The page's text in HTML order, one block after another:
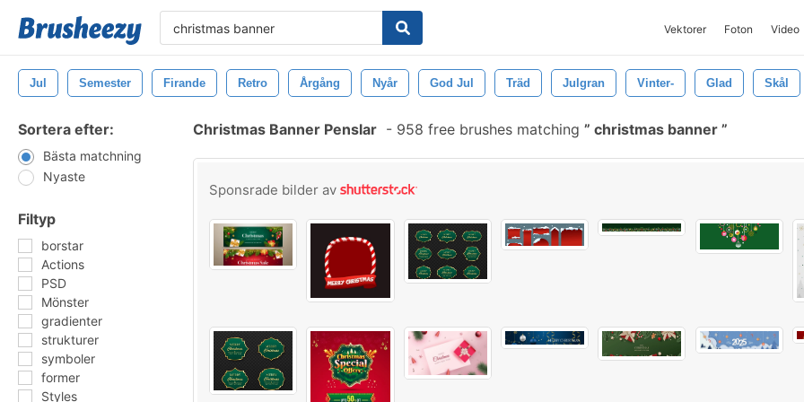
Vektorer Foton Video
Jul Semester Firande Retro Årgång Nyår God Jul Träd Julgran Vinter- Glad Skål
Sortera efter:
Bästa matchning
Nyaste
Filtyp
borstar
Actions
PSD
Mönster
gradienter
strukturer
symboler
former
Styles
Christmas Banner Penslar - 958 free brushes matching christmas banner
Sponsrade bilder av